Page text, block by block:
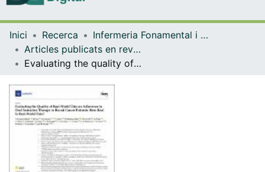
Navega per tot el DD
Com publicar
Inici Recerca
Infermeria Fonamental i Clínica
Articles publicats en revistes (Infermeria Fonamental i Clínica)
Evaluating the quality of real-world data on adherence to oral endocrine therapy in breast cancer patients: How real-world data?